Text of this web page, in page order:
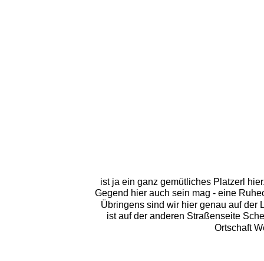
ist ja ein ganz gemütliches Platzerl
Gegend hier auch sein mag - eine
Übringens sind wir hier genau auf
ist auf der anderen Straßenseite
Ortschaft